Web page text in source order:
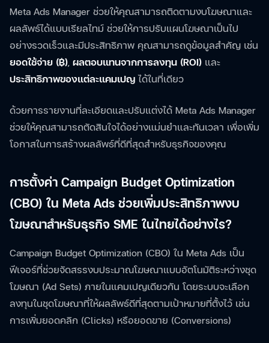
Meta Ads Manager ช่วยให้คุณสามารถติดตามงบโฆษณาและ
ผลลัพธ์ได้แบบเรียลไทม์ ช่วยให้การปรับแผนโฆษณาเป็นไป
อย่างรวดเร็วและมีประสิทธิภาพ คุณสามารถดูข้อมูลสำคัญ เช่น
ยอดใช้จ่าย (฿) ผลตอบแทนจากการลงทุน (ROI) และ
ประสิทธิภาพของแต่ละแคมเปญได้ในที่เดียว
ด้วยการรายงานที่ละเอียดและปรับแต่งได้ Meta Ads Manager
ช่วยให้คุณสามารถตัดสินใจได้อย่างแม่นยำและทันเวลา เพื่อเพิ่ม
โอกาสในการสร้างผลลัพธ์ที่ดีที่สุดสำหรับธุรกิจของคุณ
การตั้งค่า Campaign Budget Optimization
(CBO) ใน Meta Ads ช่วยเพิ่มประสิทธิภาพงบ
โฆษณาสำหรับธุรกิจ SME ในไทยได้อย่างไร?
Campaign Budget Optimization (CBO) ใน Meta Ads เป็น
ฟีเจอร์ที่ช่วยจัดสรรงบประมาณโฆษณาแบบอัตโนมัติระหว่างชุด
โฆษณา (Ad Sets) ภายในแคมเปญเดียวกัน โดยระบบจะเลือก
ลงทุนในชุดโฆษณาที่ให้ผลลัพธ์ดีที่สุดตามเป้าหมายที่ตั้งไว้ เช่น
การเพิ่มยอดคลิก (Clicks) หรือยอดขาย (Conversions)